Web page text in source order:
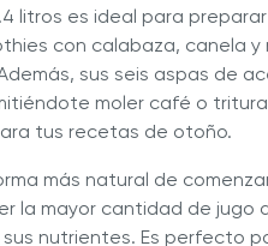
litros es ideal para
con calabaza, canela y
sus seis aspas de
moler café o
tus recetas de otoño.
más natural de
la mayor cantidad de jugo
nutrientes. Es perfecto